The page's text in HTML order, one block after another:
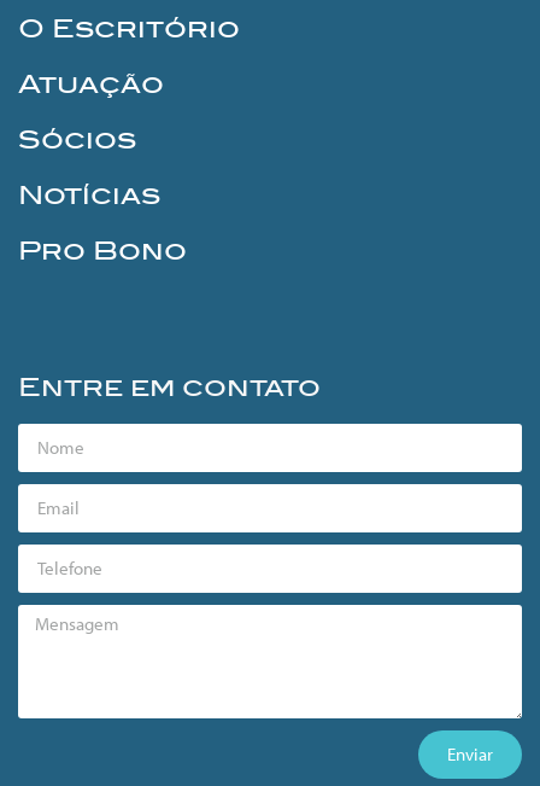
O Escritório
Atuação
Sócios
Notícias
Pro Bono
Entre em contato
Enviar